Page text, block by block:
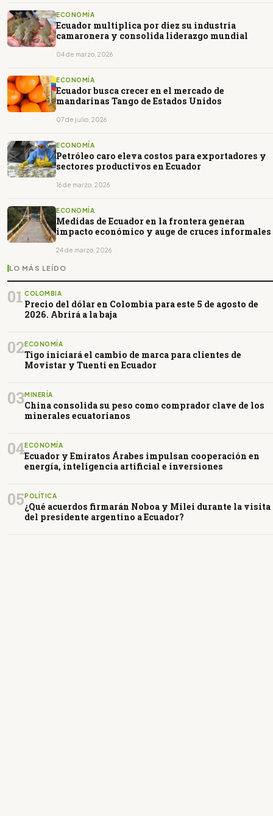
ECONOMÍA
Ecuador multiplica por diez su industria
camaronera y consolida liderazgo mundial
04 de marzo, 2026
ECONOMÍA
Ecuador busca crecer en el mercado de
mandarinas Tango de Estados Unidos
07 de julio, 2026
ECONOMÍA
Petróleo caro eleva costos para exportadores y
sectores productivos en Ecuador
16 de marzo, 2026
ECONOMÍA
Medidas de Ecuador en la frontera generan
impacto económico y auge de cruces informales
24 de marzo, 2026
LO MÁS LEÍDO
01 COLOMBIA
Precio del dólar en Colombia para este 5 de agosto de
2026. Abrirá a la baja
02 ECONOMÍA
Tigo iniciará el cambio de marca para clientes de
Movistar y Tuenti en Ecuador
03MINERÍA
China consolida su peso como comprador clave de los
minerales ecuatorianos
04ECONOMÍA
Ecuador y Emiratos Árabes impulsan cooperación en
energía, inteligencia artificial e inversiones
05 POLÍTICA
¿Qué acuerdos firmarán Noboa y Milei durante la visita
del presidente argentino a Ecuador?